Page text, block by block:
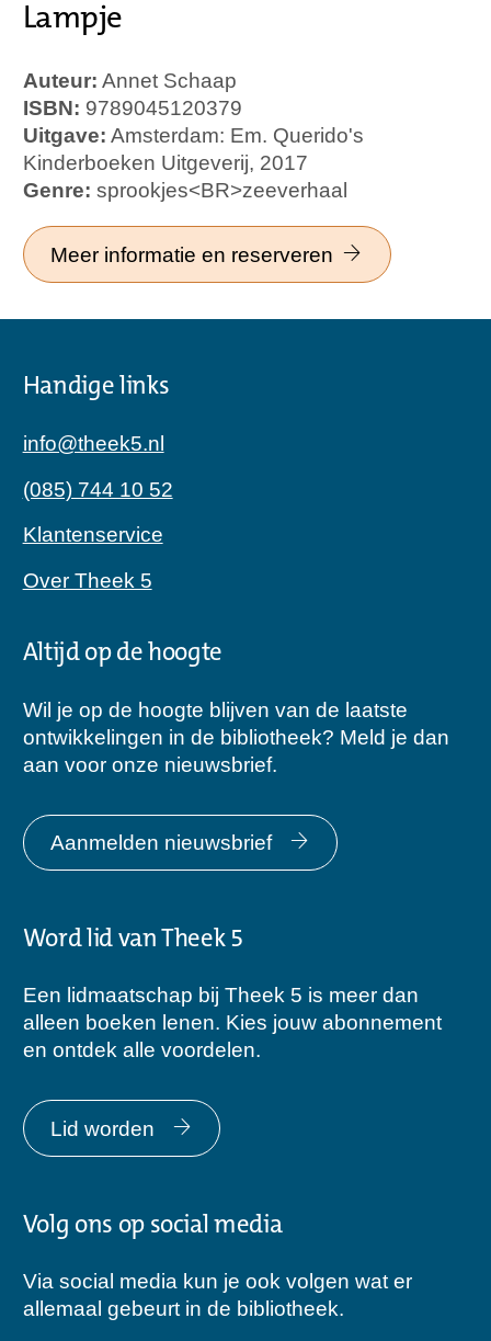
Lampje
Auteur: Annet Schaap
ISBN: 9789045120379
Uitgave: Amsterdam: Em. Querido's
Kinderboeken Uitgeverij, 2017
Genre: sprookjes<BR>zeeverhaal
Meer informatie en reserveren
Handige links
info@theek5.nl
(085) 744 10 52
Klantenservice
Over Theek 5
Altijd op de hoogte
Wil je op de hoogte blijven van de laatste
ontwikkelingen in de bibliotheek? Meld je dan
aan voor onze nieuwsbrief.
Aanmelden nieuwsbrief
Word lid van Theek 5
Een lidmaatschap bij Theek 5 is meer dan
alleen boeken lenen. Kies jouw abonnement
en ontdek alle voordelen.
Lid worden
Volg ons op social media
Via social media kun je ook volgen wat er
allemaal gebeurt in de bibliotheek.